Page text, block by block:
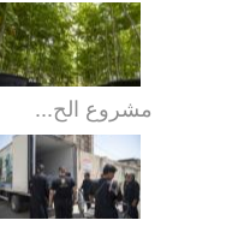
مشروع الح...